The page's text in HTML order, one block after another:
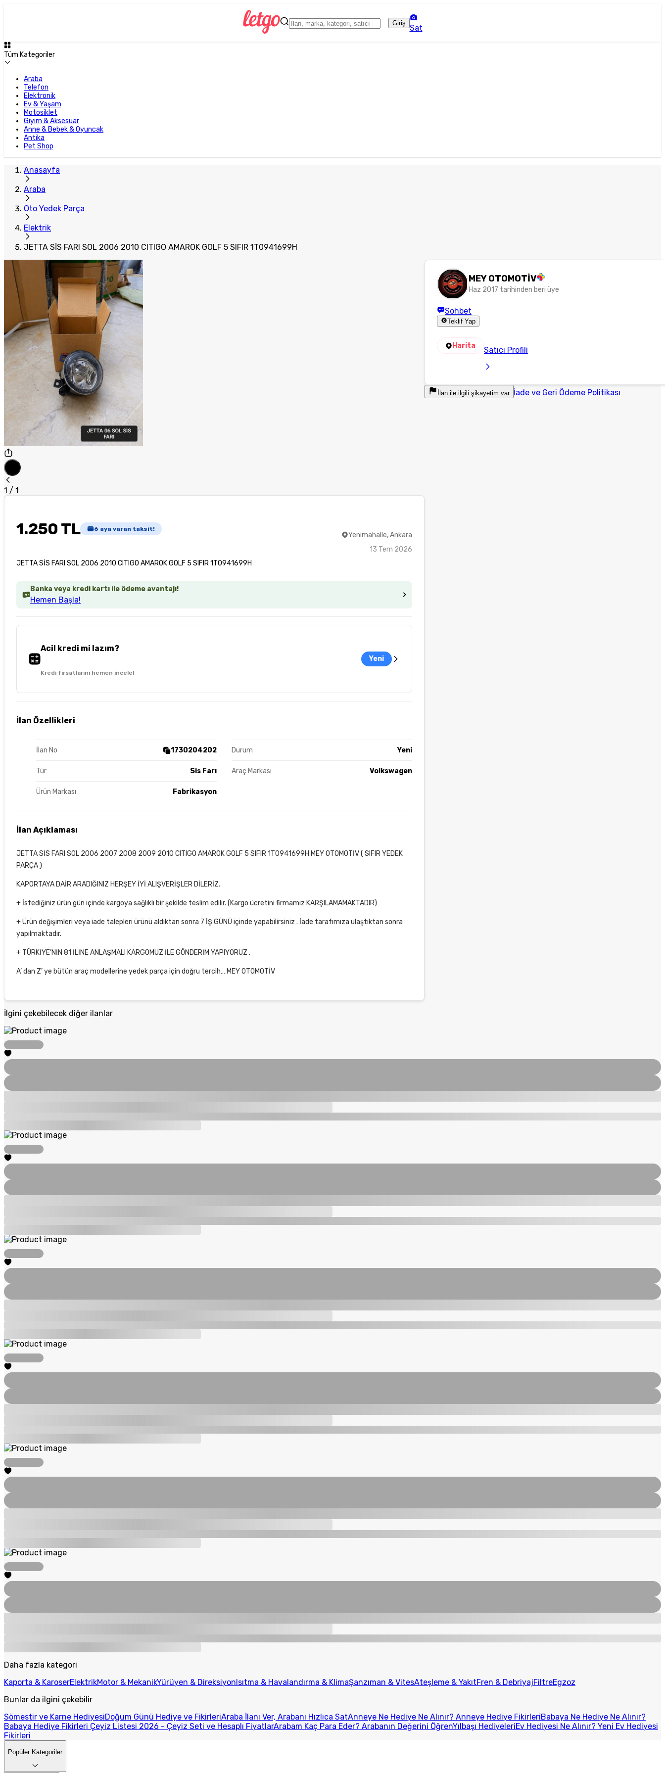
Giriş
Sat
Tüm Kategoriler
Araba
Telefon
Elektronik
Ev & Yaşam
Motosiklet
Giyim & Aksesuar
Anne & Bebek & Oyuncak
Antika
Pet Shop
Anasayfa
Araba
Oto Yedek Parça
Elektrik
JETTA SİS FARI SOL 2006 2010 CITIGO AMAROK GOLF 5 SIFIR 1T0941699H
1 / 1
1.250 TL 6 aya varan taksit!
JETTA SİS FARI SOL 2006 2010 CITIGO AMAROK GOLF 5 SIFIR 1T0941699H
Yenimahalle, Ankara
13 Tem 2026
Banka veya kredi kartı ile ödeme avantajı!
Hemen Başla!
Acil kredi mi lazım?
Kredi fırsatlarını hemen incele!
Yeni
İlan Özellikleri
İlan No 1730204202 Durum Yeni
Tür Sis Farı Araç Markası Volkswagen
Ürün Markası Fabrikasyon
İlan Açıklaması
JETTA SİS FARI SOL 2006 2007 2008 2009 2010 CITIGO AMAROK GOLF 5 SIFIR 1T0941699H MEY OTOMOTİV ( SIFIR YEDEK
PARÇA )
KAPORTAYA DAİR ARADIĞINIZ HERŞEY İYİ ALIŞVERİŞLER DİLERİZ.
+ İstediğiniz ürün gün içinde kargoya sağlıklı bir şekilde teslim edilir. (Kargo ücretini firmamız KARŞILAMAMAKTADIR)
+ Ürün değişimleri veya iade talepleri ürünü aldıktan sonra 7 İŞ GÜNÜ içinde yapabilirsiniz . İade tarafımıza ulaştıktan sonra
yapılmaktadır.
+ TÜRKİYE’NİN 81 İLİNE ANLAŞMALI KARGOMUZ İLE GÖNDERİM YAPIYORUZ .
A’ dan Z’ ye bütün araç modellerine yedek parça için doğru tercih… MEY OTOMOTİV
MEY OTOMOTİV
Haz 2017 tarihinden beri üye
Sohbet
Teklif Yap
Harita Satıcı Profili
İlan ile ilgili şikayetim var İade ve Geri Ödeme Politikası
İlgini çekebilecek diğer ilanlar
Daha fazla kategori
Kaporta & KaroserElektrikMotor & MekanikYürüyen & DireksiyonIsıtma & Havalandırma & KlimaŞanzıman & VitesAteşleme & YakıtFren & DebriyajFiltreEgzoz
Bunlar da ilgini çekebilir
Sömestir ve Karne HediyesiDoğum Günü Hediye ve FikirleriAraba İlanı Ver, Arabanı Hızlıca SatAnneye Ne Hediye Ne Alınır? Anneye Hediye FikirleriBabaya Ne Hediye Ne Alınır?
Babaya Hediye Fikirleri Çeyiz Listesi 2026 - Çeyiz Seti ve Hesaplı FiyatlarArabam Kaç Para Eder? Arabanın Değerini ÖğrenYılbaşı HediyeleriEv Hediyesi Ne Alınır? Yeni Ev Hediyesi
Fikirleri
Popüler Kategoriler